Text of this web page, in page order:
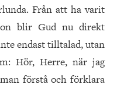
Från att ha varit
blir Gud nu direkt
endast tilltalad, utan
Hör, Herre, när jag
förstå och förklara